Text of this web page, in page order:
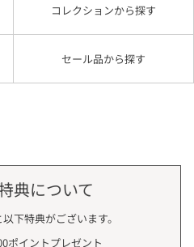
コレクションから探す
セール品から探す
典について
下特典がございます。
ポイントプレゼント